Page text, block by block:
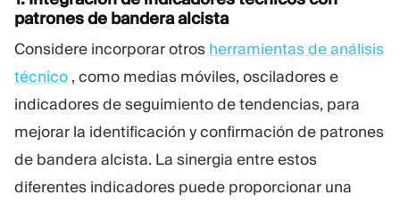
patrones de bandera alcista
Considere incorporar otros herramientas de análisis
técnico , como medias móviles, osciladores e
indicadores de seguimiento de tendencias, para
mejorar la identificación y confirmación de patrones
de bandera alcista. La sinergia entre estos
diferentes indicadores puede proporcionar una